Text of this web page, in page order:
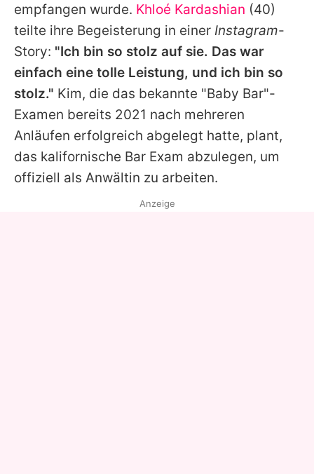
Utiq verwalten
empfangen wurde. Khloé Kardashian (40)
teilte ihre Begeisterung in einer Instagram-
Story: "Ich bin so stolz auf sie. Das war
einfach eine tolle Leistung, und ich bin so
stolz." Kim, die das bekannte "Baby Bar"-
Examen bereits 2021 nach mehreren
Anläufen erfolgreich abgelegt hatte, plant,
das kalifornische Bar Exam abzulegen, um
offiziell als Anwältin zu arbeiten.
Anzeige